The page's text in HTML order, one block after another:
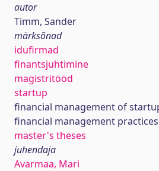
autor
Timm, Sander
märksõnad
idufirmad
finantsjuhtimine
magistritööd
startup
financial management of
financial management
master's theses
juhendaja
Avarmaa, Mari